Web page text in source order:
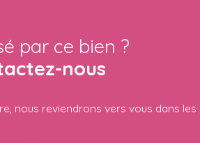
par ce bien ?
nous
nous reviendrons vers vous dans les